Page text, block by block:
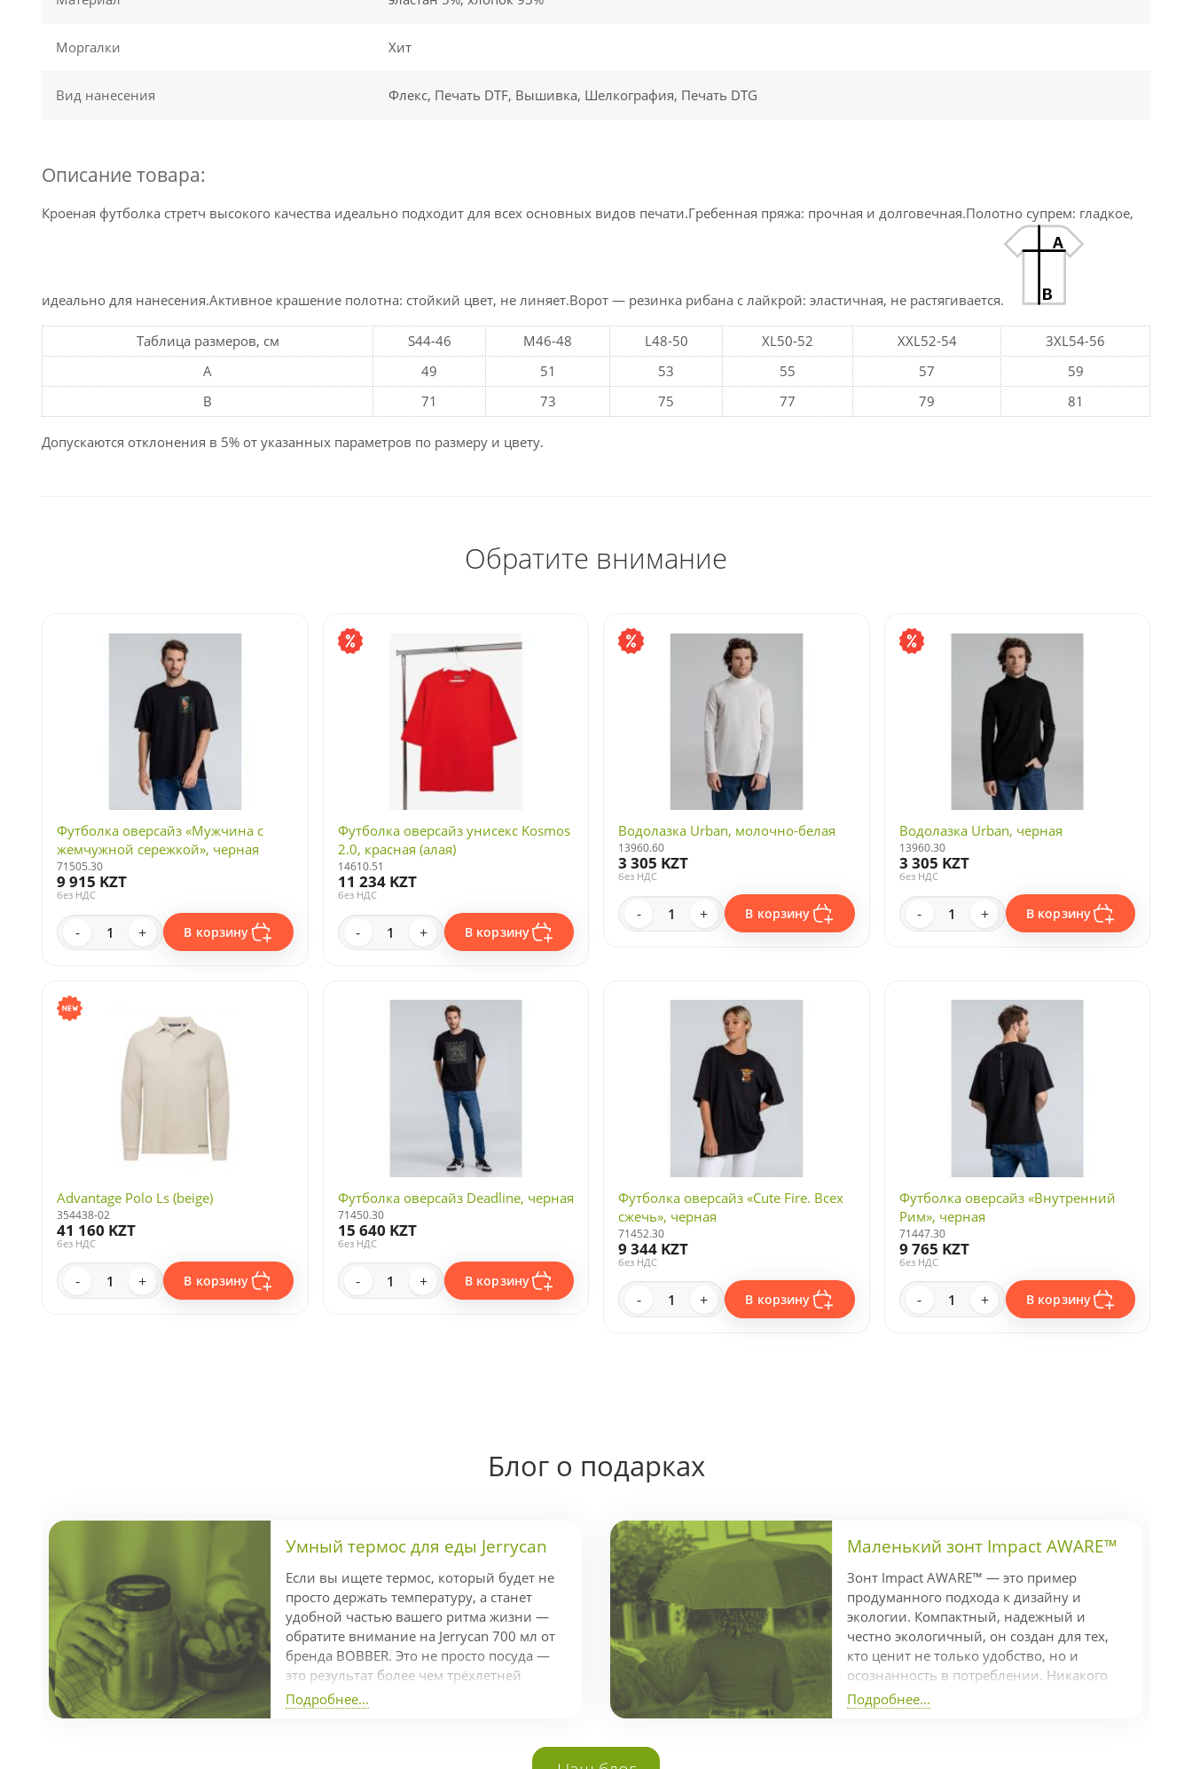
Моргалки Хит
Вид нанесения Флекс, Печать DTF, Вышивка, Шелкография, Печать DTG
Описание товара:
Кроеная футболка стретч высокого качества идеально подходит для всех основных видов печати.Гребенная пряжа: прочная и долговечная.Полотно супрем: гладкое,
идеально для нанесения.Активное крашение полотна: стойкий цвет, не линяет.Ворот — резинка рибана с лайкрой: эластичная, не растягивается.
Таблица размеров, см S44-46 M46-48 L48-50 XL50-52 XXL52-54
3XL54-56
A
49 51 53 55 57
59
B
71 73 75 77 79 81
Допускаются отклонения в 5% от указанных параметров по размеру и цвету.
Обратите внимание
Футболка оверсайз «Мужчина с
жемчужной сережкой», черная
71505.30
9 915 KZT
без НДС
- + В корзину
Футболка оверсайз унисекс Kosmos
2.0, красная (алая)
14610.51
11 234 KZT
без НДС
- + В корзину
Водолазка Urban, молочно-белая
13960.60
3 305 KZT
без НДС
- + В корзину
Водолазка Urban, черная
13960.30
3 305 KZT
без НДС
- + В корзину
Advantage Polo Ls (beige)
354438-02
41 160 KZT
без НДС
- + В корзину
Футболка оверсайз Deadline, черная
71450.30
15 640 KZT
без НДС
- + В корзину
Футболка оверсайз «Cute Fire. Всех
сжечь», черная
71452.30
9 344 KZT
без НДС
- + В корзину
Футболка оверсайз «Внутренний
Рим», черная
71447.30
9 765 KZT
без НДС
- + В корзину
Блог о подарках
Умный термос для еды Jerrycan
Если вы ищете термос, который будет не
просто держать температуру, а станет
удобной частью вашего ритма жизни —
обратите внимание на Jerrycan 700 мл от
бренда BOBBER. Это не просто посуда —
это результат более чем трёхлетней
разработки командой экспертов,
отмеченный престижной наградой Red
продуманный дизайн. Держит тепло до 14
Подробнее...
Маленький зонт Impact AWARE™
Зонт Impact AWARE™ — это пример
продуманного подхода к дизайну и
экологии. Компактный, надежный и
честно экологичный, он создан для тех,
кто ценит не только удобство, но и
осознанность в потреблении. Никакого
гринвошинга — только реальные
действия Коллекция Impact включает
Подробнее...